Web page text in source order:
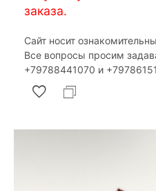
заказа.
Сайт носит
Все вопросы просим
‎+79788441070 и